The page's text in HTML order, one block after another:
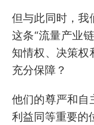
但与此同时，我
这条“流量产业
知情权、决策权
充分保障？
他们的尊严和自
利益同等重要的